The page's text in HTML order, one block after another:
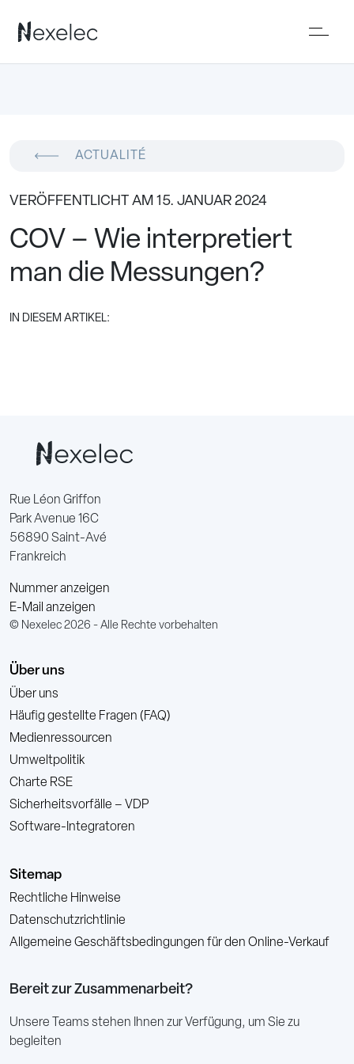
ACTUALITÉ
VERÖFFENTLICHT AM 15. JANUAR 2024
COV – Wie interpretiert
man die Messungen?
IN DIESEM ARTIKEL:
Rue Léon Griffon
Park Avenue 16C
56890 Saint-Avé
Frankreich
Nummer anzeigen
E-Mail anzeigen
© Nexelec 2026 - Alle Rechte vorbehalten
Über uns
Über uns
Häufig gestellte Fragen (FAQ)
Medienressourcen
Umweltpolitik
Charte RSE
Sicherheitsvorfälle – VDP
Software-Integratoren
Sitemap
Rechtliche Hinweise
Datenschutzrichtlinie
Allgemeine Geschäftsbedingungen für den Online-Verkauf
Bereit zur Zusammenarbeit?
Unsere Teams stehen Ihnen zur Verfügung, um Sie zu
begleiten